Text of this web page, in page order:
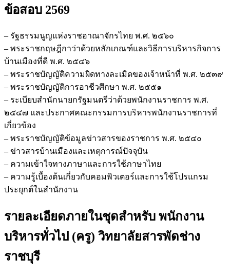
ข้อสอบ 2569
– รัฐธรรมนูญแห่งราชอาณาจักรไทย พ.ศ. ๒๕๖๐
– พระราชกฤษฎีกาว่าด้วยหลักเกณฑ์และวิธีการบริหารกิจการ
บ้านเมืองที่ดี พ.ศ. ๒๕๔๖
– พระราชบัญญัติความผิดทางละเมิดของเจ้าหน้าที่ พ.ศ. ๒๕๓๙
– พระราชบัญญัติการอาชีวศึกษา พ.ศ. ๒๕๕๑
– ระเบียบสำนักนายกรัฐมนตรีว่าด้วยพนักงานราชการ พ.ศ.
๒๕๔๗ และประกาศคณะกรรมการบริหารพนักงานราชการที่
เกี่ยวข้อง
– พระราชบัญญัติข้อมูลข่าวสารของราชการ พ.ศ. ๒๕๔๐
– ข่าวสารบ้านเมืองและเหตุการณ์ปัจจุบัน
– ความเข้าใจทางภาษาและการใช้ภาษาไทย
– ความรู้เบื้องต้นเกี่ยวกับคอมพิวเตอร์และการใช้โปรแกรม
ประยุกต์ในสำนักงาน
รายละเอียดภายในชุดสำหรับ พนักงาน
บริหารทั่วไป (ครู) วิทยาลัยสารพัดช่าง
ราชบุรี